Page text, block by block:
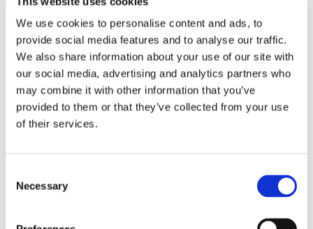
We use cookies to personalise content and ads, to
provide social media features and to analyse our traffic.
We also share information about your use of our site with
our social media, advertising and analytics partners who
may combine it with other information that you’ve
provided to them or that they’ve collected from your use
of their services.
Selection
Necessary
500.000 ton drivmedel per år så där finns
ett stort behov. Det är drivmedel som
försörjer en sträcka upp till Umeå och in i
Jämtland fram till den norska gränsen,
säger Johan Stenström.